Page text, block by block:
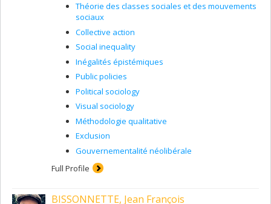
Théorie des classes sociales et des mouvements
sociaux
Collective action
Social inequality
Inégalités épistémiques
Public policies
Political sociology
Visual sociology
Méthodologie qualitative
Exclusion
Gouvernementalité néolibérale
Full Profile
BISSONNETTE, Jean François